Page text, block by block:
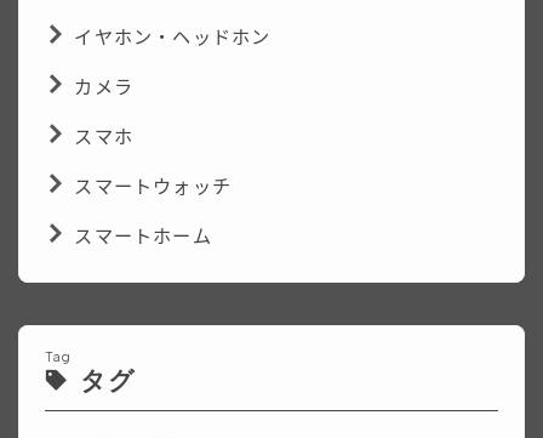
イヤホン・ヘッドホン
カメラ
スマホ
スマートウォッチ
スマートホーム
Tag
タグ